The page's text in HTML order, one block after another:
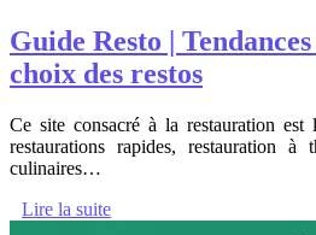
Guide Resto |
choix des restos
Ce site consacré à la restauration est
restaurations rapides, restauration à
culinaires…
Lire la suite